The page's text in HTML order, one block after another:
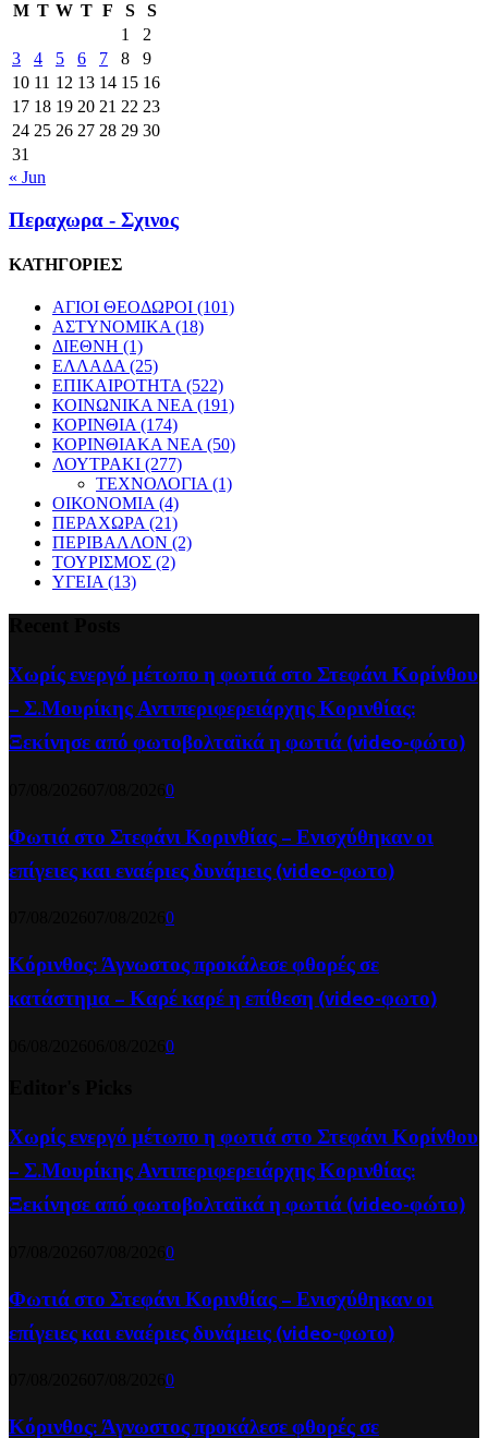
M T W T F S
S
1
2
3
4 5 6 7 8
9
10 11 12 13 14 15 16
17 18 19 20 21 22 23
24 25 26 27 28 29 30
31
« Jun
Περαχωρα - Σχινος
ΚΑΤΗΓΟΡΙΕΣ
ΑΓΙΟΙ ΘΕΟΔΩΡΟΙ (101)
ΑΣΤΥΝΟΜΙΚΑ(18)
ΔΙΕΘΝΗ (1)
ΕΛΛΑΔΑ(25)
ΕΠΙΚΑΙΡΟΤΗΤΑ(522)
ΚΟΙΝΩΝΙΚΑ ΝΕΑ(191)
ΚΟΡΙΝΘΙΑ(174)
ΚΟΡΙΝΘΙΑΚΑ ΝΕΑ(50)
ΛΟΥΤΡΑΚΙ (277)
ΤΕΧΝΟΛΟΓΙΑ(1)
ΟΙΚΟΝΟΜΙΑ(4)
ΠΕΡΑΧΩΡΑ(21)
ΠΕΡΙΒΑΛΛΟΝ (2)
ΤΟΥΡΙΣΜΟΣ (2)
ΥΓΕΙΑ(13)
Χωρίς ενεργό μέτωπο η φωτιά στο Στεφάνι Κορίνθου
– Σ.Μουρίκης Αντιπεριφερειάρχης Κορινθίας:
Ξεκίνησε από φωτοβολταϊκά η φωτιά (video-φώτο)
0
Φωτιά στο Στεφάνι Κορινθίας – Ενισχύθηκαν οι
επίγειες και εναέριες δυνάμεις (video-φωτο)
0
Κόρινθος: Άγνωστος προκάλεσε φθορές σε
κατάστημα – Καρέ καρέ η επίθεση (video-φωτο)
0
Χωρίς ενεργό μέτωπο η φωτιά στο Στεφάνι Κορίνθου
– Σ.Μουρίκης Αντιπεριφερειάρχης Κορινθίας:
Ξεκίνησε από φωτοβολταϊκά η φωτιά (video-φώτο)
0
Φωτιά στο Στεφάνι Κορινθίας – Ενισχύθηκαν οι
επίγειες και εναέριες δυνάμεις (video-φωτο)
0
Κόρινθος: Άγνωστος προκάλεσε φθορές σε